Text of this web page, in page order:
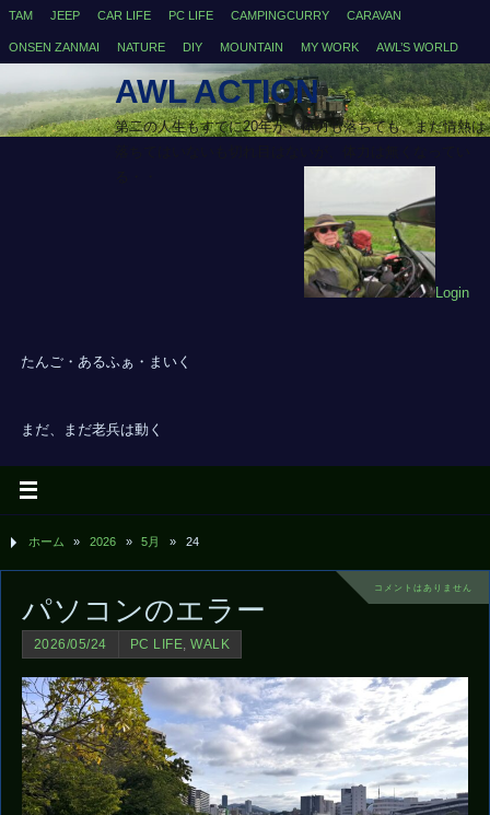
TAM JEEP CAR LIFE PC LIFE CAMPINGCURRY CARAVAN
ONSEN ZANMAI NATURE DIY MOUNTAIN MY WORK AWL’S WORLD
AWL ACTION
第二の人生もすでに20年が、体力も落ちても、まだ情熱は
Login
たんご・あるふぁ・まいく
まだ、まだ老兵は動く
ホーム » 2026 » 5月 » 24
コメントはありません
パソコンのエラー
2026/05/24 PC LIFE,WALK